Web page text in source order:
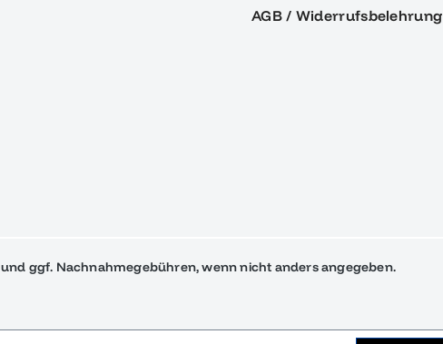
AGB / Widerrufsbelehrung
und ggf. Nachnahmegebühren, wenn nicht anders angegeben.